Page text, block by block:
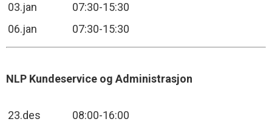
03.jan
07:30-15:30
06.jan
07:30-15:30
NLP Kundeservice og Administrasjon
23.des
08:00-16:00